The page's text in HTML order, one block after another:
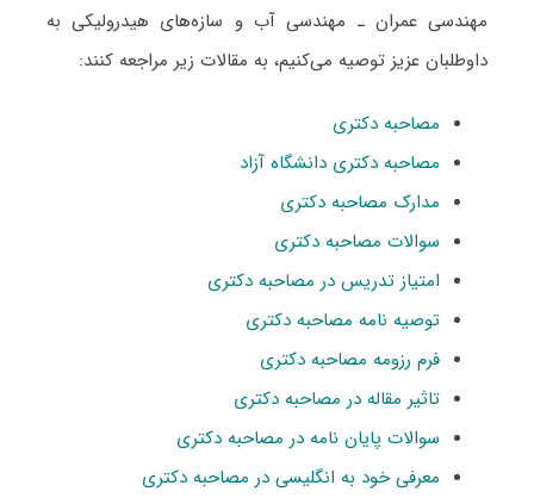
ﻣﻬﻨﺪسی ﻋﻤﺮان ـ مهندسی آب و ﺳﺎزهﻫﺎی هیدرولیکی به
داوطلبان عزیز توصیه می‌کنیم، به مقالات زیر مراجعه کنند:
مصاحبه دکتری
مصاحبه دکتری دانشگاه آزاد
مدارک مصاحبه دکتری
سوالات مصاحبه دکتری
امتیاز تدریس در مصاحبه دکتری
توصیه نامه مصاحبه دکتری
فرم رزومه مصاحبه دکتری
تاثیر مقاله در مصاحبه دکتری
سوالات پایان نامه در مصاحبه دکتری
معرفی خود به انگلیسی در مصاحبه دکتری